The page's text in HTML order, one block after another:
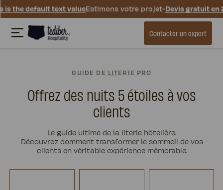
is the default text valueEstimons votre projet-Devis gratuit en
Contacter un expert
GUIDE DE LITERIE PRO
Offrez des nuits 5 étoiles à vos
clients
Le guide ultime de la literie hôtelière.
Découvrez comment transformer le sommeil de vos
clients en véritable expérience mémorable.